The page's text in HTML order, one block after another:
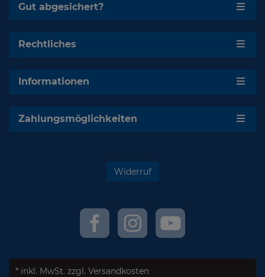
Gut abgesichert?
Rechtliches
Informationen
Zahlungsmöglichkeiten
Widerruf
* inkl. MwSt. zzgl. Versandkosten